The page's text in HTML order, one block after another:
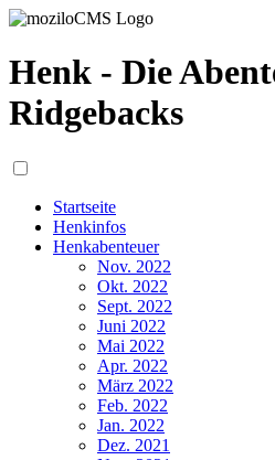
Henk - Die
Ridgebacks
Startseite
Henkinfos
Henkabenteuer
Nov. 2022
Okt. 2022
Sept. 2022
Juni 2022
Mai 2022
Apr. 2022
März 2022
Feb. 2022
Jan. 2022
Dez. 2021